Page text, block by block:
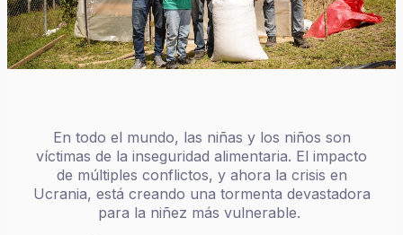
En todo el mundo, las niñas y los niños son
víctimas de la inseguridad alimentaria. El impacto
de múltiples conflictos, y ahora la crisis en
Ucrania, está creando una tormenta devastadora
para la niñez más vulnerable.